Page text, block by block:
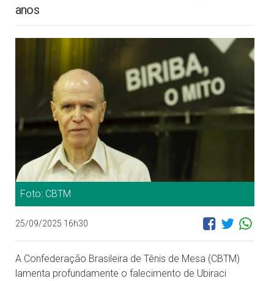
anos
Foto: CBTM
25/09/2025 16h30
A Confederação Brasileira de Tênis de Mesa (CBTM)
lamenta profundamente o falecimento de Ubiraci